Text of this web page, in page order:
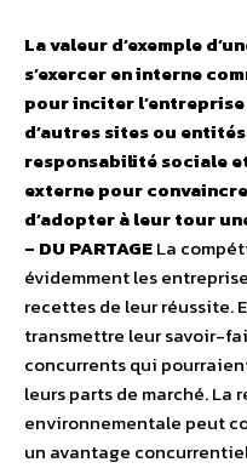
La valeur d’exemple
s’exercer en interne
pour inciter
d’autres sites ou
responsabilité sociale
externe pour
d’adopter à leur tour
– DU PARTAGELa
évidemment les
recettes de leur réussite.
transmettre leur savoir-
concurrents qui
leurs parts de marché.
environnementale peut
un avantage